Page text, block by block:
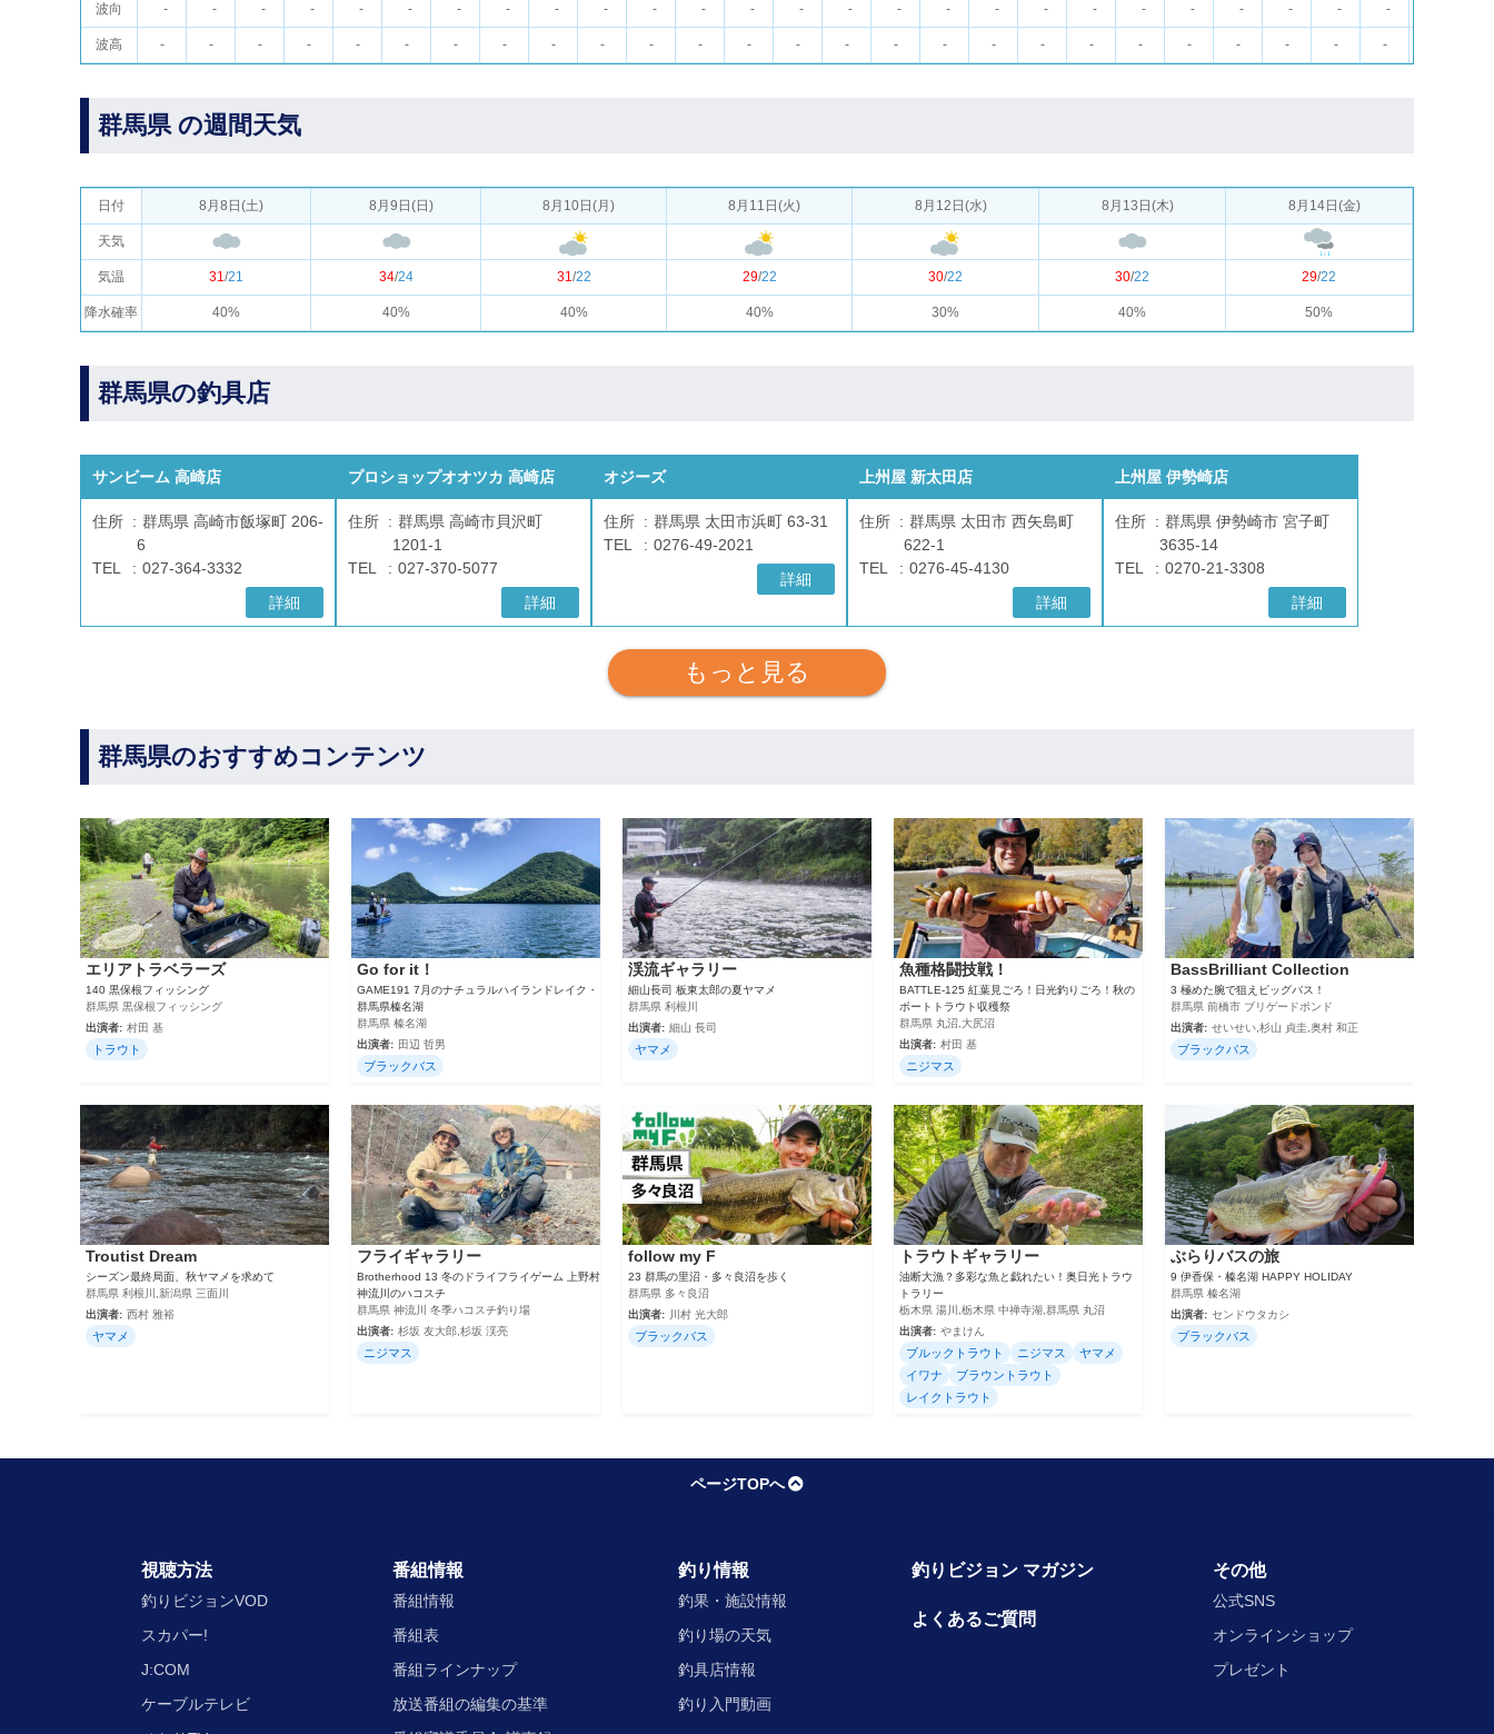
波向
波高
- - - - - - - - - - - - - - - - - - - - - - - - - -
- - - - - - - - - - - - - - - - - - - - - - - - - -
群馬県 の週間天気
日付
天気
気温
降水確率
8月8日(土) 8月9日(日) 8月10日(月) 8月11日(火) 8月12日(水) 8月13日(木) 8月14日(金)
31/21 34/24 31/22 29/22 30/22 30/22 29/22
40% 40% 40% 40% 30% 40% 50%
群馬県の釣具店
サンビーム 高崎店
住所
群馬県 高崎市飯塚町 206-
6
TEL
027-364-3332
詳細
プロショップオオツカ 高崎店
住所
群馬県 高崎市貝沢町
1201-1
TEL
027-370-5077
詳細
オジーズ
住所
群馬県 太田市浜町 63-31
TEL
0276-49-2021
詳細
上州屋 新太田店
住所
群馬県 太田市 西矢島町
622-1
TEL
0276-45-4130
詳細
上州屋 伊勢崎店
住所
群馬県 伊勢崎市 宮子町
3635-14
TEL
0270-21-3308
詳細
もっと見る
群馬県のおすすめコンテンツ
エリアトラベラーズ
140 黒保根フィッシング
群馬県 黒保根フィッシング
出演者: 村田 基
トラウト
Go for it！
GAME191 7月のナチュラルハイランドレイク・
群馬県榛名湖
群馬県 榛名湖
出演者: 田辺 哲男
ブラックバス
渓流ギャラリー
細山長司 板東太郎の夏ヤマメ
群馬県 利根川
出演者: 細山 長司
ヤマメ
魚種格闘技戦！
BATTLE-125 紅葉見ごろ！日光釣りごろ！秋の
ボートトラウト収穫祭
群馬県 丸沼,大尻沼
出演者: 村田 基
ニジマス
BassBrilliant Collection
3 極めた腕で狙えビッグバス！
群馬県 前橋市 ブリゲードポンド
出演者: せいせい,杉山 貞圭,奥村 和正
ブラックバス
Troutist Dream
シーズン最終局面、秋ヤマメを求めて
群馬県 利根川,新潟県 三面川
出演者: 西村 雅裕
ヤマメ
フライギャラリー
Brotherhood 13 冬のドライフライゲーム 上野村
神流川のハコスチ
群馬県 神流川 冬季ハコスチ釣り場
出演者: 杉坂 友大郎,杉坂 渓亮
ニジマス
follow my F
23 群馬の里沼・多々良沼を歩く
群馬県 多々良沼
出演者:
川村 光大郎
ブラックバス
トラウトギャラリー
油断大漁？多彩な魚と戯れたい！奥日光トラウ
トラリー
栃木県 湯川,栃木県 中禅寺湖,群馬県 丸沼
出演者: やまけん
ブルックトラウト ニジマス
ヤマメ
イワナ
ブラウントラウト
レイクトラウト
ぶらりバスの旅
9 伊香保・榛名湖 HAPPY HOLIDAY
群馬県 榛名湖
出演者: センドウタカシ
ブラックバス
ページTOPへ
視聴方法
釣りビジョンVOD
スカパー!
J:COM
ケーブルテレビ
番組情報
番組情報
番組表
番組ラインナップ
放送番組の編集の基準
釣り情報
釣果・施設情報
釣り場の天気
釣具店情報
釣り入門動画
釣りビジョン マガジン
よくあるご質問
その他
公式SNS
オンラインショップ
プレゼント